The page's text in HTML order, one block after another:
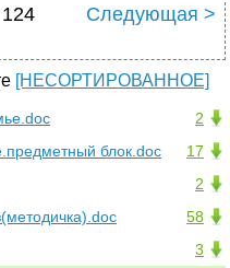
Следующая >
[НЕСОРТИРОВАННОЕ]
2
17
блок.doc
2
58
3